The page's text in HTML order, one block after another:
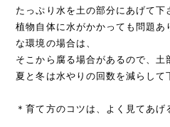
たっぷり水を土の部分にあげて下
植物自体に水がかかっても問題あ
な環境の場合は、
そこから腐る場合があるので、土
夏と冬は水やりの回数を減らして
＊育て方のコツは、よく見てあげ